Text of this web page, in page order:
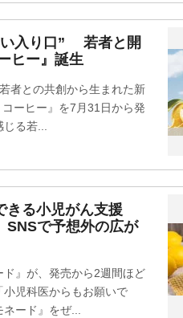
い入り口” 若者と開
ヒー』誕生
者との共創から生まれた新
ーヒー』を7月31日から発
じる若...
きる小児がん支援
SNSで予想外の広が
』が、発売から2週間ほど
児科医からもお願いで
ード』をぜ...